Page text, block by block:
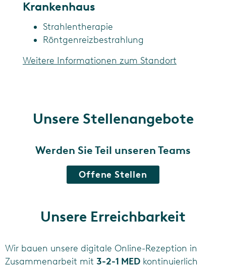
Krankenhaus
Strahlentherapie
Röntgenreizbestrahlung
Weitere Informationen zum Standort
Unsere Stellenangebote
Werden Sie Teil unseren Teams
Offene Stellen
Unsere Erreichbarkeit
Wir bauen unsere digitale Online-Rezeption in
Zusammenarbeit mit 3-2-1 MED kontinuierlich